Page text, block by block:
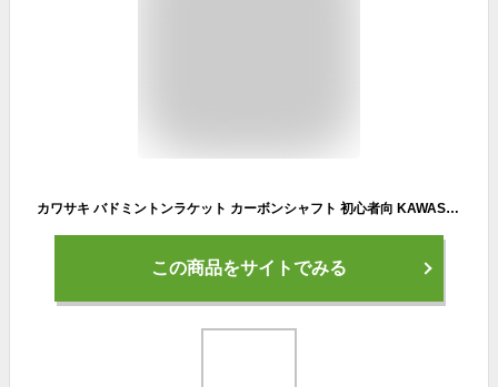
カワサキ バドミントンラケット カーボンシャフト 初心者向 KAWASAKI KB-500 イエロー オレンジ
この商品をサイトでみる